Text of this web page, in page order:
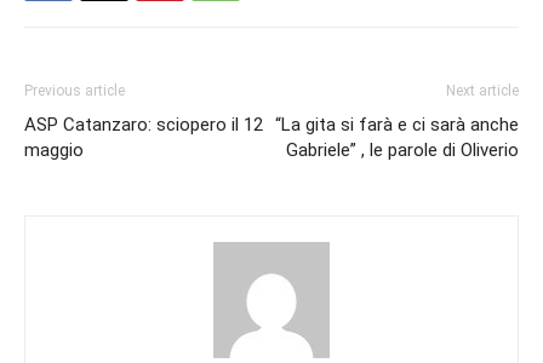
Previous article
ASP Catanzaro: sciopero il 12
maggio
Next article
“La gita si farà e ci sarà anche
Gabriele” , le parole di Oliverio